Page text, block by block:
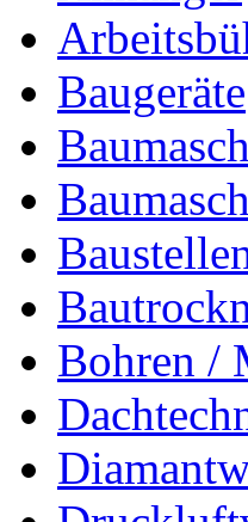
Baugeräte
Bohren /